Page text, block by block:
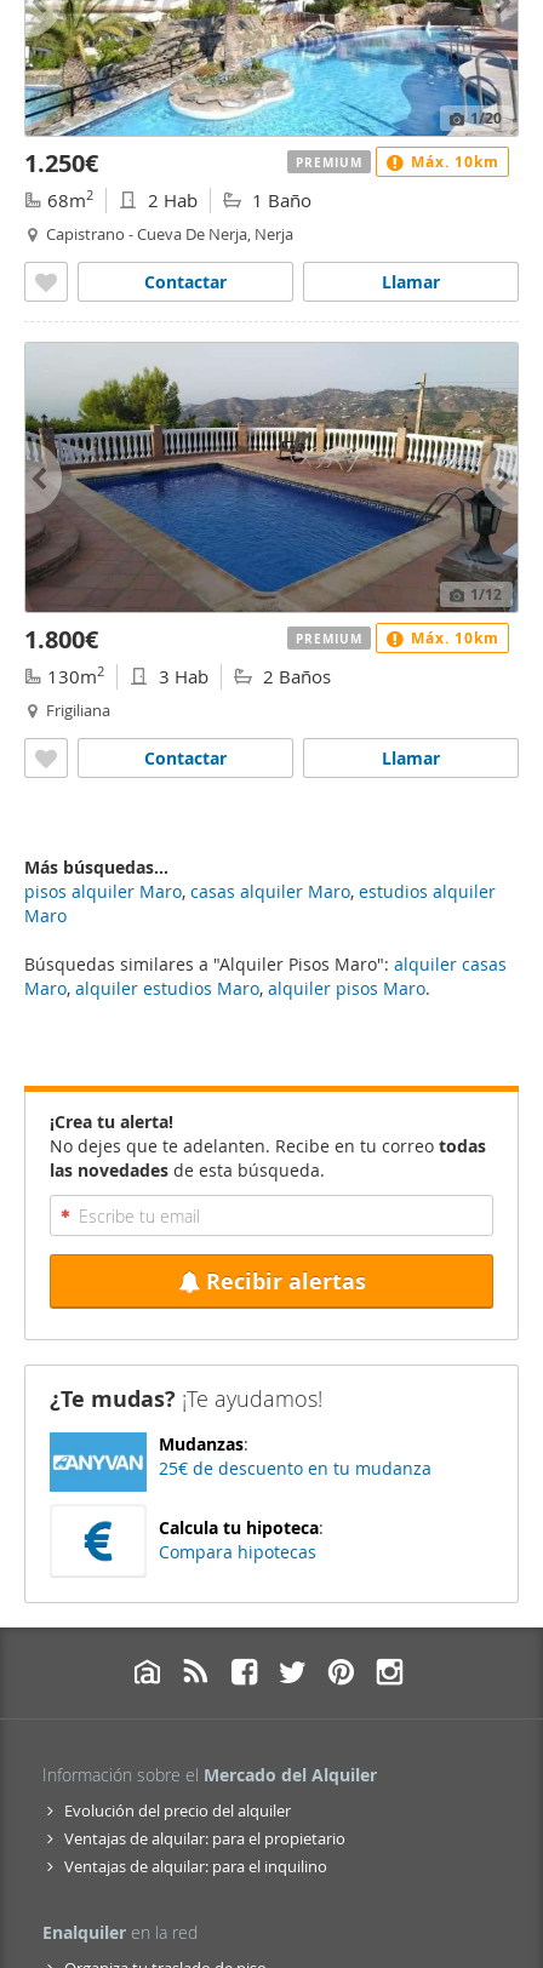
Búsquedas similares a "Alquiler Pisos Maro": alquiler casas
Maro, alquiler estudios Maro, alquiler pisos Maro.
1/20
1.250€
68m2 2 Hab 1 Baño
Capistrano - Cueva De Nerja, Nerja
Llamar
Contactar
PREMIUM Máx. 10km
1/12
1.800€
130m2 3 Hab 2 Baños
Frigiliana
Llamar
Contactar
PREMIUM Máx. 10km
Más búsquedas...
pisos alquiler Maro, casas alquiler Maro, estudios alquiler
Maro
¡Crea tu alerta!
No dejes que te adelanten. Recibe en tu correo todas
las novedades de esta búsqueda.
Recibir alertas
¿Te mudas? ¡Te ayudamos!
Mudanzas:
25€ de descuento en tu mudanza
Calcula tu hipoteca:
Compara hipotecas
Información sobre el Mercado del Alquiler
Evolución del precio del alquiler
Ventajas de alquilar: para el propietario
Ventajas de alquilar: para el inquilino
Enalquiler en la red